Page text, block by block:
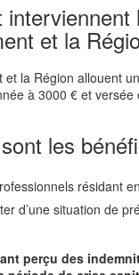
interviennent
et la
et la Région allouent
à 3000 € et versée
les
résidant
d’une situation de
perçu des